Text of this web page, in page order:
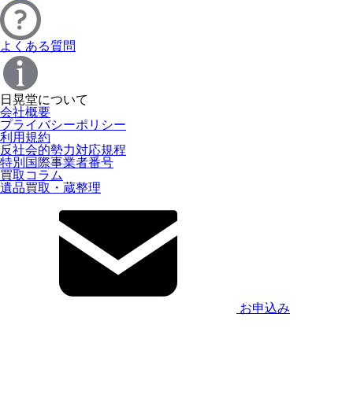
よくある質問
日晃堂について
会社概要
プライバシーポリシー
利用規約
反社会的勢力対応規程
特別国際事業者番号
買取コラム
遺品買取・蔵整理
お申込み